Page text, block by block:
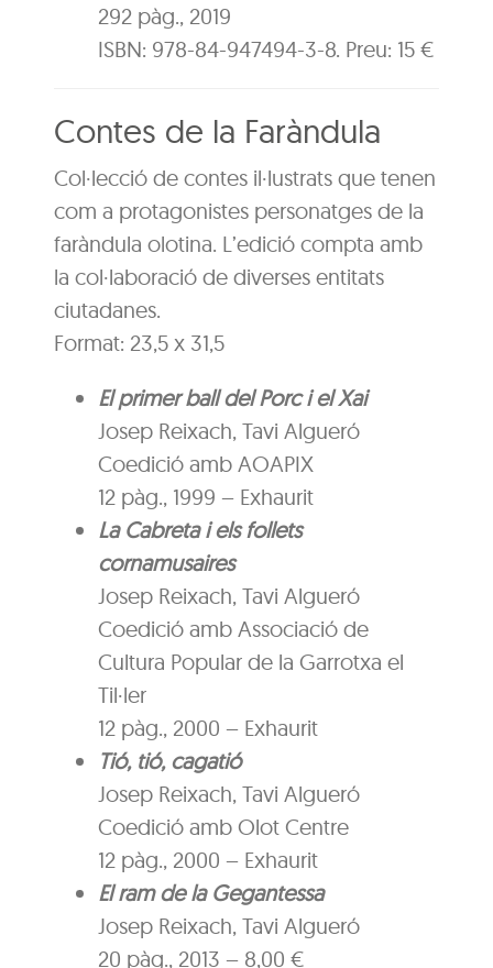
292 pàg., 2019
ISBN: 978-84-947494-3-8. Preu: 15 €
Contes de la Faràndula
Col·lecció de contes il·lustrats que tenen
com a protagonistes personatges de la
faràndula olotina. L’edició compta amb
la col·laboració de diverses entitats
ciutadanes.
Format: 23,5 x 31,5
El primer ball del Porc i el Xai
Josep Reixach, Tavi Algueró
Coedició amb AOAPIX
12 pàg., 1999 – Exhaurit
La Cabreta i els follets
cornamusaires
Josep Reixach, Tavi Algueró
Coedició amb Associació de
Cultura Popular de la Garrotxa el
Til·ler
12 pàg., 2000 – Exhaurit
Tió, tió, cagatió
Josep Reixach, Tavi Algueró
Coedició amb Olot Centre
12 pàg., 2000 – Exhaurit
El ram de la Gegantessa
Josep Reixach, Tavi Algueró
20 pàg., 2013 – 8,00 €